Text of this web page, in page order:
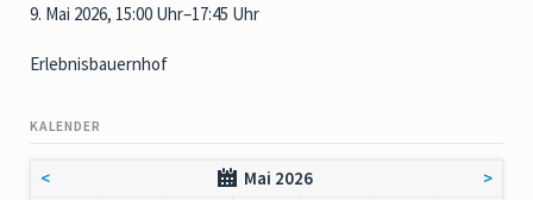
9. Mai 2026, 15:00 Uhr–17:45 Uhr
Erlebnisbauernhof
KALENDER
< Mai 2026 >